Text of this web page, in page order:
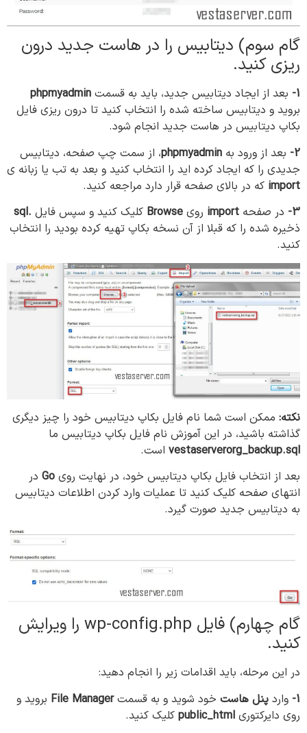
گام سوم) دیتابیس را در هاست جدید درون
ریزی کنید.
1- بعد از ایجاد دیتابیس جدید، باید به قسمت phpmyadmin
بروید و دیتابیس ساخته شده را انتخاب کنید تا درون ریزی فایل
بکاپ دیتابیس در هاست جدید انجام شود.
2- بعد از ورود به phpmyadmin، از سمت چپ صفحه، دیتابیس
جدیدی را که ایجاد کرده اید را انتخاب کنید و بعد به تب یا زبانه ی
import که در بالای صفحه قرار دارد مراجعه کنید.
3- در صفحه import روی Browse کلیک کنید و سپس فایل .sql
ذخیره شده را که قبلا از آن نسخه بکاپ تهیه کرده بودید را انتخاب
کنید.
نکته: ممکن است شما نام فایل بکاپ دیتابیس خود را چیز دیگری
گذاشته باشید، در این آموزش نام فایل بکاپ دیتابیس ما
vestaserverorg_backup.sql است.
بعد از انتخاب فایل بکاپ دیتابیس خود، در نهایت روی Go در
انتهای صفحه کلیک کنید تا عملیات وارد کردن اطلاعات دیتابیس
به دیتابیس جدید صورت گیرد.
گام چهارم) فایل wp-config.php را ویرایش
کنید.
در این مرحله، باید اقدامات زیر را انجام دهید:
1- وارد پنل هاست خود شوید و به قسمتFile Manager بروید و
روی دایرکتوری public_html کلیک کنید.